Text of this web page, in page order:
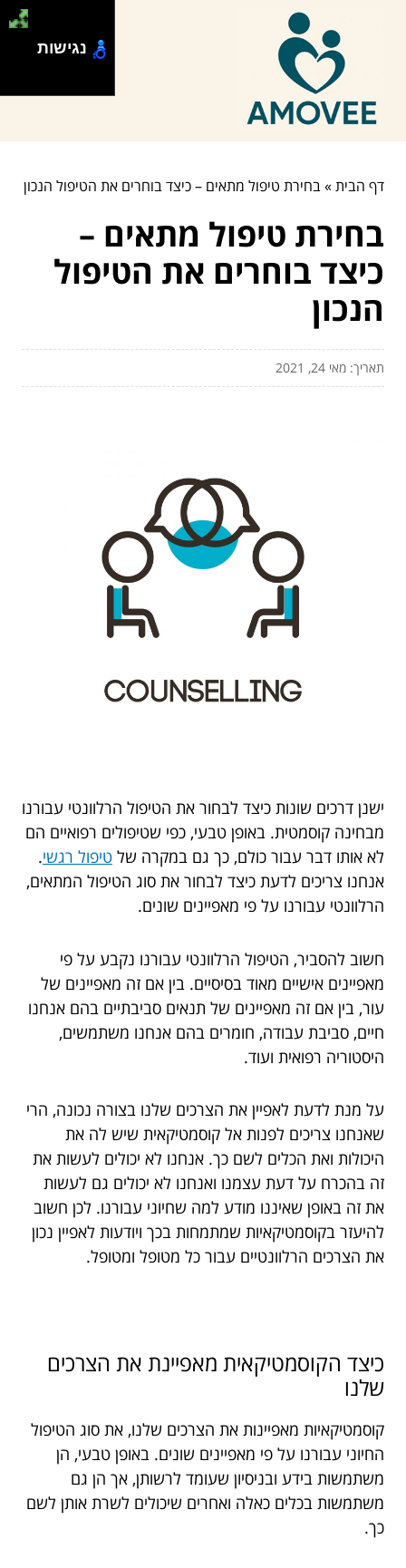
דף הבית»בחירת טיפול מתאים – כיצד בוחרים את הטיפול הנכון
בחירת טיפול מתאים –
כיצד בוחרים את הטיפול
הנכון
תאריך: מאי 24, 2021
ישנן דרכים שונות כיצד לבחור את הטיפול הרלוונטי עבורנו
מבחינה קוסמטית. באופן טבעי, כפי שטיפולים רפואיים הם
לא אותו דבר עבור כולם, כך גם במקרה של טיפול רגשי.
אנחנו צריכים לדעת כיצד לבחור את סוג הטיפול המתאים,
הרלוונטי עבורנו על פי מאפיינים שונים.
חשוב להסביר, הטיפול הרלוונטי עבורנו נקבע על פי
מאפיינים אישיים מאוד בסיסיים. בין אם זה מאפיינים של
עור, בין אם זה מאפיינים של תנאים סביבתיים בהם אנחנו
חיים, סביבת עבודה, חומרים בהם אנחנו משתמשים,
היסטוריה רפואית ועוד.
על מנת לדעת לאפיין את הצרכים שלנו בצורה נכונה, הרי
שאנחנו צריכים לפנות אל קוסמטיקאית שיש לה את
היכולות ואת הכלים לשם כך. אנחנו לא יכולים לעשות את
זה בהכרח על דעת עצמנו ואנחנו לא יכולים גם לעשות
את זה באופן שאיננו מודע למה שחיוני עבורנו. לכן חשוב
להיעזר בקוסמטיקאיות שמתמחות בכך ויודעות לאפיין נכון
את הצרכים הרלוונטיים עבור כל מטופל ומטופל.
כיצד הקוסמטיקאית מאפיינת את הצרכים
שלנו
קוסמטיקאיות מאפיינות את הצרכים שלנו, את סוג הטיפול
החיוני עבורנו על פי מאפיינים שונים. באופן טבעי, הן
משתמשות בידע ובניסיון שעומד לרשותן, אך הן גם
משתמשות בכלים כאלה ואחרים שיכולים לשרת אותן לשם
כך.
נגישות